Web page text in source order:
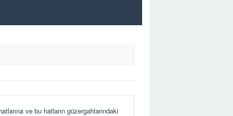
ve bu hatların güzergahlarındaki